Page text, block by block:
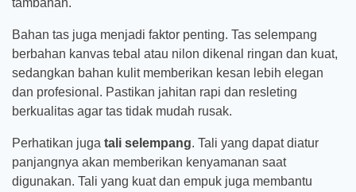
tambahan.
Bahan tas juga menjadi faktor penting. Tas selempang
berbahan kanvas tebal atau nilon dikenal ringan dan kuat,
sedangkan bahan kulit memberikan kesan lebih elegan
dan profesional. Pastikan jahitan rapi dan resleting
berkualitas agar tas tidak mudah rusak.
Perhatikan juga tali selempang. Tali yang dapat diatur
panjangnya akan memberikan kenyamanan saat
digunakan. Tali yang kuat dan empuk juga membantu